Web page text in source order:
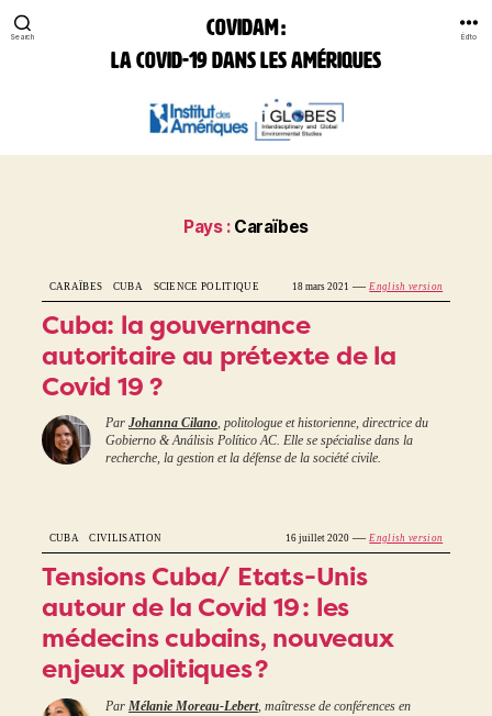
Search
COVIDAM :
la Covid-19 dans les Amériques
les
Édito
Pays :Caraïbes
CARAÏBES CUBA SCIENCE POLITIQUE 18 mars 2021 —English version
Cuba: la gouvernance
autoritaire au prétexte de la
Covid 19 ?
Par Johanna Cilano, politologue et historienne, directrice du
Gobierno & Análisis Político AC. Elle se spécialise dans la
recherche, la gestion et la défense de la société civile.
CUBA CIVILISATION 16 juillet 2020 —English version
Tensions Cuba/ Etats-Unis
autour de la Covid 19 : les
médecins cubains, nouveaux
enjeux politiques ?
Par Mélanie Moreau-Lebert, maîtresse de conférences en